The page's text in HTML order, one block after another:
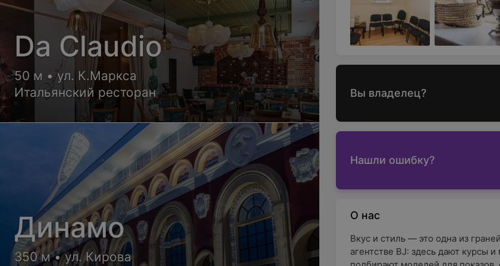
Вы владелец?
Нашли ошибку?
О нас
Вкус и стиль — это одна из
агентстве BJ: здесь дают курсы
Da Claudio
50 м • ул. К.Маркса
Итальянский ресторан
Динамо
350 м • ул. Кирова